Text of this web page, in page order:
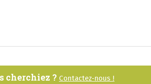
cherchiez ? Contactez-nous !